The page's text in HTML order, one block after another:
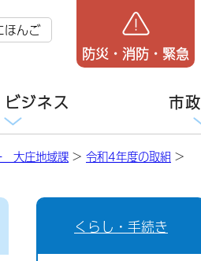
ほんご
防災・消防・緊急
ジネス 市
大庄地域課 > 令和4年度の取組 >
くらし・手続き